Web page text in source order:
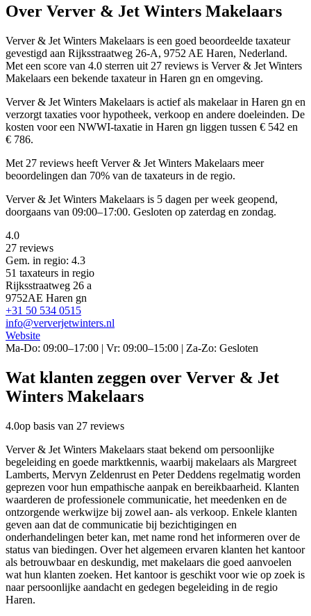
Over Verver & Jet Winters Makelaars
Verver & Jet Winters Makelaars is een goed beoordeelde taxateur
gevestigd aan Rijksstraatweg 26-A, 9752 AE Haren, Nederland.
Met een score van 4.0 sterren uit 27 reviews is Verver & Jet Winters
Makelaars een bekende taxateur in Haren gn en omgeving.
Verver & Jet Winters Makelaars is actief als makelaar in Haren gn en
verzorgt taxaties voor hypotheek, verkoop en andere doeleinden. De
kosten voor een NWWI-taxatie in Haren gn liggen tussen € 542 en
€ 786.
Met 27 reviews heeft Verver & Jet Winters Makelaars meer
beoordelingen dan 70% van de taxateurs in de regio.
Verver & Jet Winters Makelaars is 5 dagen per week geopend,
doorgaans van 09:00–17:00. Gesloten op zaterdag en zondag.
4.0
27 reviews
Gem. in regio: 4.3
51 taxateurs in regio
Rijksstraatweg 26 a
9752AE Haren gn
+31 50 534 0515
info@ververjetwinters.nl
Website
Ma-Do: 09:00–17:00 | Vr: 09:00–15:00 | Za-Zo: Gesloten
Wat klanten zeggen over Verver & Jet
Winters Makelaars
4.0op basis van 27 reviews
Verver & Jet Winters Makelaars staat bekend om persoonlijke
begeleiding en goede marktkennis, waarbij makelaars als Margreet
Lamberts, Mervyn Zeldenrust en Peter Deddens regelmatig worden
geprezen voor hun empathische aanpak en bereikbaarheid. Klanten
waarderen de professionele communicatie, het meedenken en de
ontzorgende werkwijze bij zowel aan- als verkoop. Enkele klanten
geven aan dat de communicatie bij bezichtigingen en
onderhandelingen beter kan, met name rond het informeren over de
status van biedingen. Over het algemeen ervaren klanten het kantoor
als betrouwbaar en deskundig, met makelaars die goed aanvoelen
wat hun klanten zoeken. Het kantoor is geschikt voor wie op zoek is
naar persoonlijke aandacht en gedegen begeleiding in de regio
Haren.